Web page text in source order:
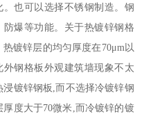
也可以选择不锈钢制造。钢
爆等功能。关于热镀锌钢格
镀锌层的均匀厚度在70μm以
外钢格板外观建筑墙现象不太
镀锌钢板,而不选择冷镀锌钢
度大于70微米,而冷镀锌的镀